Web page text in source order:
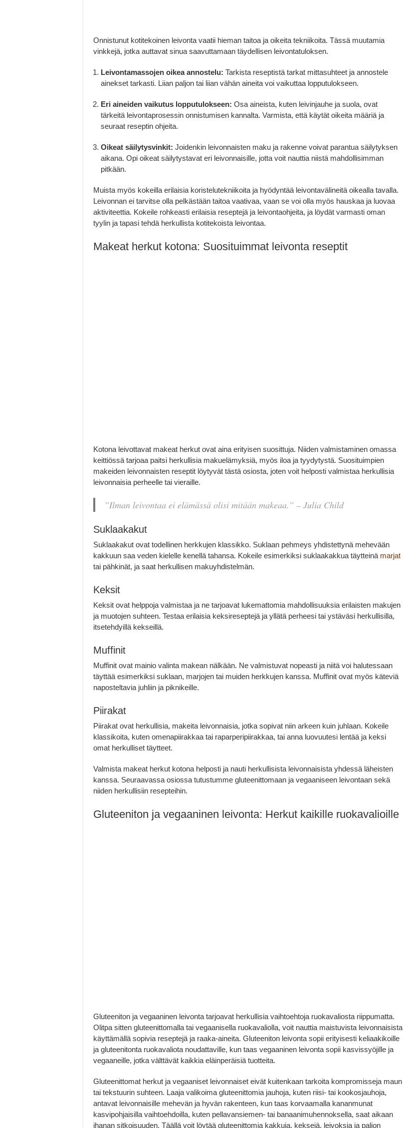
Onnistunut kotitekoinen leivonta vaatii hieman taitoa ja oikeita tekniikoita. Tässä muutamia
vinkkejä, jotka auttavat sinua saavuttamaan täydellisen leivontatuloksen.
Leivontamassojen oikea annostelu: Tarkista reseptistä tarkat mittasuhteet ja annostele
ainekset tarkasti. Liian paljon tai liian vähän aineita voi vaikuttaa lopputulokseen.
Eri aineiden vaikutus lopputulokseen: Osa aineista, kuten leivinjauhe ja suola, ovat
tärkeitä leivontaprosessin onnistumisen kannalta. Varmista, että käytät oikeita määriä ja
seuraat reseptin ohjeita.
Oikeat säilytysvinkit: Joidenkin leivonnaisten maku ja rakenne voivat parantua säilytyksen
aikana. Opi oikeat säilytystavat eri leivonnaisille, jotta voit nauttia niistä mahdollisimman
pitkään.
Muista myös kokeilla erilaisia koristelutekniikoita ja hyödyntää leivontavälineitä oikealla tavalla.
Leivonnan ei tarvitse olla pelkästään taitoa vaativaa, vaan se voi olla myös hauskaa ja luovaa
aktiviteettia. Kokeile rohkeasti erilaisia reseptejä ja leivontaohjeita, ja löydät varmasti oman
tyylin ja tapasi tehdä herkullista kotitekoista leivontaa.
Makeat herkut kotona: Suosituimmat leivonta reseptit
Kotona leivottavat makeat herkut ovat aina erityisen suosittuja. Niiden valmistaminen omassa
keittiössä tarjoaa paitsi herkullisia makuelämyksiä, myös iloa ja tyydytystä. Suosituimpien
makeiden leivonnaisten reseptit löytyvät tästä osiosta, joten voit helposti valmistaa herkullisia
leivonnaisia perheelle tai vieraille.
”Ilman leivontaa ei elämässä olisi mitään makeaa.” – Julia Child
Suklaakakut
Suklaakakut ovat todellinen herkkujen klassikko. Suklaan pehmeys yhdistettynä mehevään
kakkuun saa veden kielelle kenellä tahansa. Kokeile esimerkiksi suklaakakkua täytteinä marjat
tai pähkinät, ja saat herkullisen makuyhdistelmän.
Keksit
Keksit ovat helppoja valmistaa ja ne tarjoavat lukemattomia mahdollisuuksia erilaisten makujen
ja muotojen suhteen. Testaa erilaisia keksireseptejä ja yllätä perheesi tai ystäväsi herkullisilla,
itsetehdyillä kekseillä.
Muffinit
Muffinit ovat mainio valinta makean nälkään. Ne valmistuvat nopeasti ja niitä voi halutessaan
täyttää esimerkiksi suklaan, marjojen tai muiden herkkujen kanssa. Muffinit ovat myös käteviä
naposteltavia juhliin ja piknikeille.
Piirakat
Piirakat ovat herkullisia, makeita leivonnaisia, jotka sopivat niin arkeen kuin juhlaan. Kokeile
klassikoita, kuten omenapiirakkaa tai raparperipiirakkaa, tai anna luovuutesi lentää ja keksi
omat herkulliset täytteet.
Valmista makeat herkut kotona helposti ja nauti herkullisista leivonnaisista yhdessä läheisten
kanssa. Seuraavassa osiossa tutustumme gluteenittomaan ja vegaaniseen leivontaan sekä
niiden herkullisiin resepteihin.
Gluteeniton ja vegaaninen leivonta: Herkut kaikille ruokavalioille
Gluteeniton ja vegaaninen leivonta tarjoavat herkullisia vaihtoehtoja ruokavaliosta riippumatta.
Olitpa sitten gluteenittomalla tai vegaanisella ruokavaliolla, voit nauttia maistuvista leivonnaisista
käyttämällä sopivia reseptejä ja raaka-aineita. Gluteeniton leivonta sopii erityisesti keliaakikoille
ja gluteenitonta ruokavaliota noudattaville, kun taas vegaaninen leivonta sopii kasvissyöjille ja
vegaaneille, jotka välttävät kaikkia eläinperäisiä tuotteita.
Gluteenittomat herkut ja vegaaniset leivonnaiset eivät kuitenkaan tarkoita kompromisseja maun
tai tekstuurin suhteen. Laaja valikoima gluteenittomia jauhoja, kuten riisi- tai kookosjauhoja,
antavat leivonnaisille mehevän ja hyvän rakenteen, kun taas korvaamalla kananmunat
kasvipohjaisilla vaihtoehdoilla, kuten pellavansiemen- tai banaanimuhennoksella, saat aikaan
ihanan sitkoisuuden. Täällä voit löytää gluteenittomia kakkuja, keksejä, leivoksia ja paljon